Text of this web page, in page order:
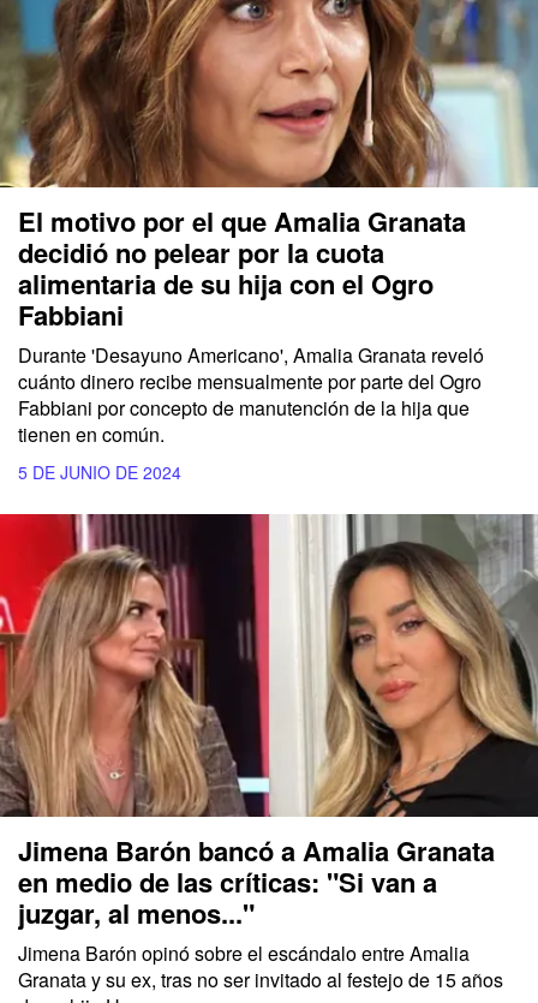
El motivo por el que Amalia Granata
decidió no pelear por la cuota
alimentaria de su hija con el Ogro
Fabbiani
Durante'Desayuno Americano', Amalia Granata reveló
cuánto dinero recibe mensualmente por parte del Ogro
Fabbiani por concepto de manutención de la hija que
tienen en común.
5 DE JUNIO DE 2024
Jimena Barón bancó a Amalia Granata
en medio de las críticas: "Si van a
juzgar, al menos..."
Jimena Barón opinó sobre el escándalo entre Amalia
Granata y su ex, tras no ser invitado al festejo de 15 años